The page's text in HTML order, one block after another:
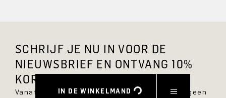
IN DE WINKELMAND
SCHRIJF JE NU IN VOOR DE
NIEUWSBRIEF EN ONTVANG 10%
KORTING.
Vanaf nu ben je altijd op de hoogte en mis je geen